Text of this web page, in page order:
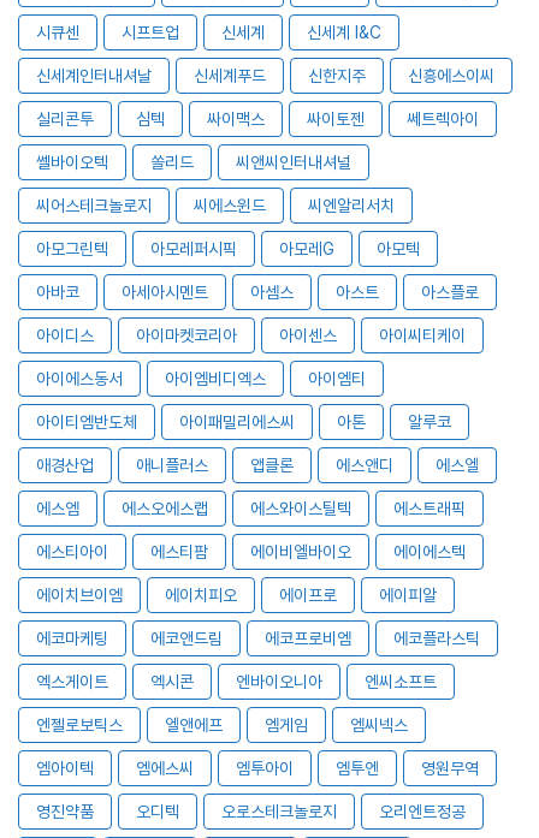
시큐센 시프트업 신세계 신세계 I&C
신세계인터내셔날 신세계푸드 신한지주 신흥에스이씨
실리콘투 심텍 싸이맥스 싸이토젠 쎄트렉아이
쎌바이오텍 쏠리드 씨앤씨인터내셔널
씨어스테크놀로지 씨에스윈드 씨엔알리서치
아모그린텍 아모레퍼시픽 아모레G 아모텍
아바코 아세아시멘트 아셈스 아스트 아스플로
아이디스 아이마켓코리아 아이센스 아이씨티케이
아이에스동서 아이엠비디엑스 아이엠티
아이티엠반도체 아이패밀리에스씨 아톤 알루코
애경산업 애니플러스 앱클론 에스앤디 에스엘
에스엠 에스오에스랩 에스와이스틸텍 에스트래픽
에스티아이 에스티팜 에이비엘바이오 에이에스텍
에이치브이엠 에이치피오 에이프로 에이피알
에코마케팅 에코앤드림 에코프로비엠 에코플라스틱
엑스게이트 엑시콘 엔바이오니아 엔씨소프트
엔젤로보틱스 엘앤에프 엠게임 엠씨넥스
엠아이텍 엠에스씨 엠투아이 엠투엔 영원무역
영진약품 오디텍 오로스테크놀로지 오리엔트정공